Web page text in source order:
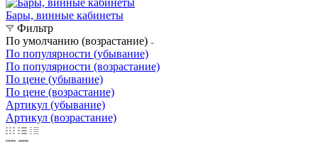
Бары, винные кабинеты
Фильтр
По умолчанию (возрастание)
По популярности (убывание)
По популярности (возрастание)
По цене (убывание)
По цене (возрастание)
Артикул (убывание)
Артикул (возрастание)